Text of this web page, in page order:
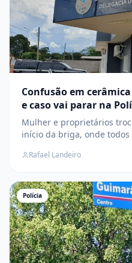
Confusão em
e caso vai parar na
Mulher e proprietários
início da briga, onde todos
Rafael Landeiro
Polícia